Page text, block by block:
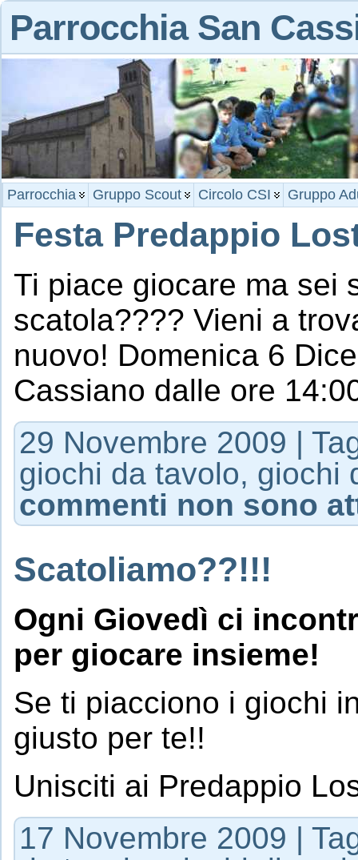
Parrocchia San
Parrocchia Gruppo Scout Circolo CSI Gruppo
Festa Predappio
Ti piace giocare ma sei
scatola???? Vieni a
nuovo! Domenica 6
Cassiano dalle ore
29 Novembre 2009 |
giochi da tavolo, giochi
commenti non sono
Scatoliamo??!!!
Ogni Giovedì ci
per giocare insieme!
Se ti piacciono i giochi
giusto per te!!
Unisciti ai Predappio
17 Novembre 2009 |